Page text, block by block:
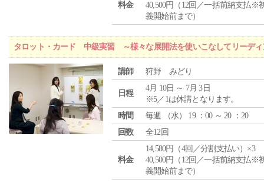
料金
40,500円（12回／一括前納支払※
義開始前まで）
タロット・カード 中級実習 ～様々な展開法を使いこなしてリーディ
講師 狩野 みどり
日程
4月 10日 ～ 7月 3日
※5／1は休講となります。
時間
毎週 （水） 19 ：00 ～ 20 ：20
回数
全12回
料金
14,580円（4回／分割支払い）×3
40,500円（12回／一括前納支払※
義開始前まで）